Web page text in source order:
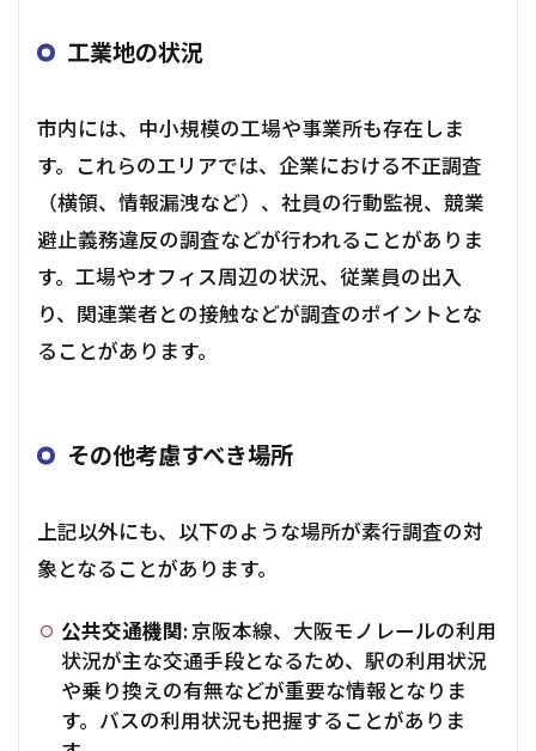
工業地の状況
市内には、中小規模の工場や事業所も存在しま
す。これらのエリアでは、企業における不正調査
（横領、情報漏洩など）、社員の行動監視、競業
避止義務違反の調査などが行われることがありま
す。工場やオフィス周辺の状況、従業員の出入
り、関連業者との接触などが調査のポイントとな
ることがあります。
その他考慮すべき場所
上記以外にも、以下のような場所が素行調査の対
象となることがあります。
公共交通機関:京阪本線、大阪モノレールの利用
状況が主な交通手段となるため、駅の利用状況
や乗り換えの有無などが重要な情報となりま
す。バスの利用状況も把握することがありま